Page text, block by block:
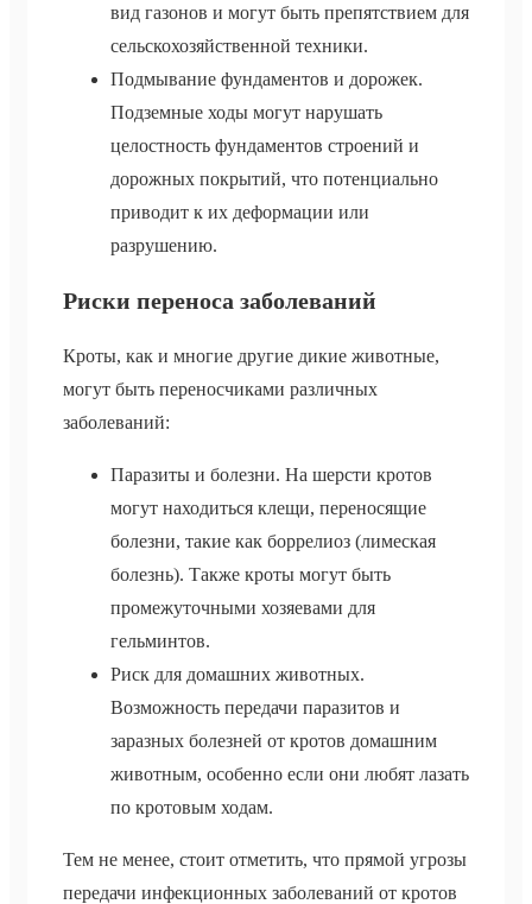
вид газонов и могут быть препятствием для
сельскохозяйственной техники.
Подмывание фундаментов и дорожек.
Подземные ходы могут нарушать
целостность фундаментов строений и
дорожных покрытий, что потенциально
приводит к их деформации или
разрушению.
Риски переноса заболеваний
Кроты, как и многие другие дикие животные,
могут быть переносчиками различных
заболеваний:
Паразиты и болезни. На шерсти кротов
могут находиться клещи, переносящие
болезни, такие как боррелиоз (лимеская
болезнь). Также кроты могут быть
промежуточными хозяевами для
гельминтов.
Риск для домашних животных.
Возможность передачи паразитов и
заразных болезней от кротов домашним
животным, особенно если они любят лазать
по кротовым ходам.
Тем не менее, стоит отметить, что прямой угрозы
передачи инфекционных заболеваний от кротов